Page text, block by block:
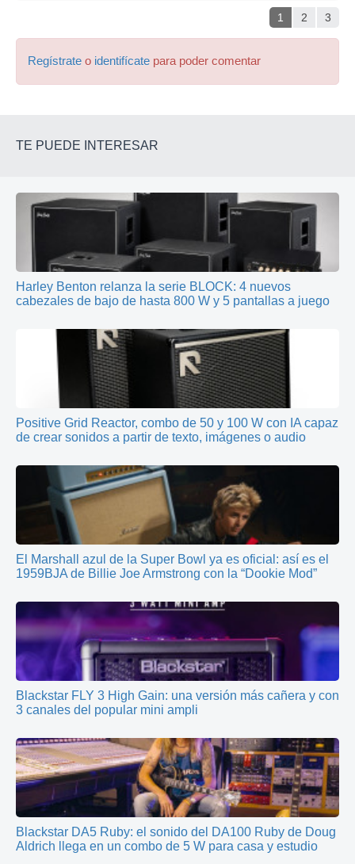
1 2 3
Regístrate o identifícate para poder comentar
TE PUEDE INTERESAR
Harley Benton relanza la serie BLOCK: 4 nuevos
cabezales de bajo de hasta 800 W y 5 pantallas a juego
Positive Grid Reactor, combo de 50 y 100 W con IA capaz
de crear sonidos a partir de texto, imágenes o audio
El Marshall azul de la Super Bowl ya es oficial: así es el
1959BJA de Billie Joe Armstrong con la “Dookie Mod”
Blackstar FLY 3 High Gain: una versión más cañera y con
3 canales del popular mini ampli
Blackstar DA5 Ruby: el sonido del DA100 Ruby de Doug
Aldrich llega en un combo de 5 W para casa y estudio